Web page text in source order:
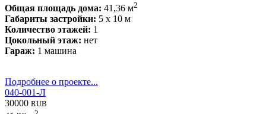
Общая площадь дома: 41,36 м2
Габариты застройки: 5 x 10 м
Количество этажей: 1
Цокольный этаж: нет
Гараж: 1 машина
Подробнее о проекте...
040-001-Л
30000 RUB